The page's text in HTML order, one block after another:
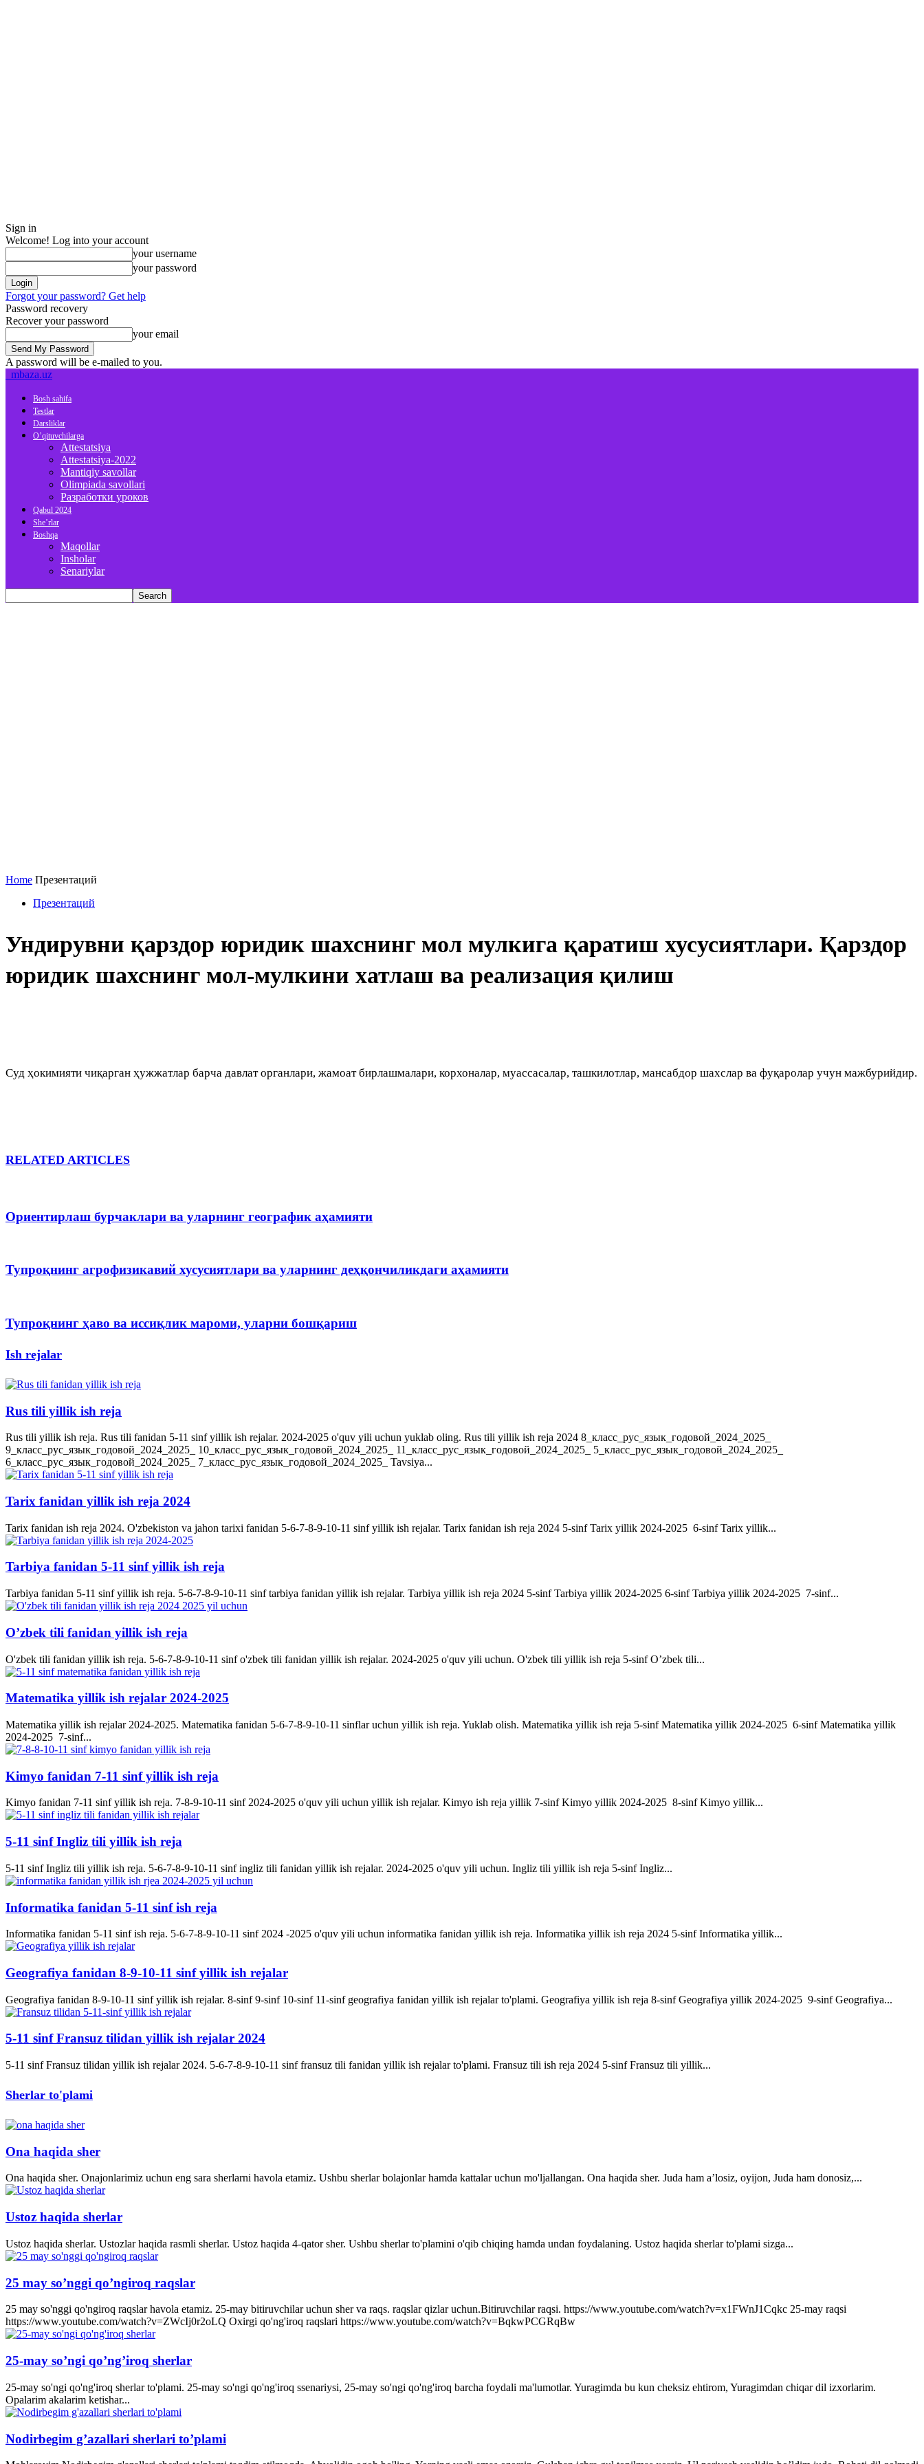
Sign in
Welcome! Log into your account
your username
your password
Forgot your password? Get help
Password recovery
Recover your password
your email
A password will be e-mailed to you.
mbaza.uz
Bosh sahifa
Testlar
Darsliklar
O’qituvchilarga
Attestatsiya
Attestatsiya-2022
Mantiqiy savollar
Olimpiada savollari
Разработки уроков
Qabul 2024
She’rlar
Boshqa
Maqollar
Insholar
Senariylar
Home Презентаций
Презентаций
Ундирувни қарздор юридик шахснинг мол мулкига қаратиш хусусиятлари. Қарздор
юридик шахснинг мол-мулкини хатлаш ва реализация қилиш
Суд ҳокимияти чиқарган ҳужжатлар барча давлат органлари, жамоат бирлашмалари, корхоналар, муассасалар, ташкилотлар, мансабдор шахслар ва фуқаролар учун мажбурийдир.
RELATED ARTICLES
Ориентирлаш бурчаклари ва уларнинг географик аҳамияти
Тупроқнинг агрофизикавий хусусиятлари ва уларнинг деҳқончиликдаги аҳамияти
Тупроқнинг ҳаво ва иссиқлик мароми, уларни бошқариш
Ish rejalar
Rus tili yillik ish reja
Rus tili yillik ish reja. Rus tili fanidan 5-11 sinf yillik ish rejalar. 2024-2025 o'quv yili uchun yuklab oling. Rus tili yillik ish reja 2024 8_класс_рус_язык_годовой_2024_2025_
9_класс_рус_язык_годовой_2024_2025_ 10_класс_рус_язык_годовой_2024_2025_ 11_класс_рус_язык_годовой_2024_2025_ 5_класс_рус_язык_годовой_2024_2025_
6_класс_рус_язык_годовой_2024_2025_ 7_класс_рус_язык_годовой_2024_2025_ Tavsiya...
Tarix fanidan yillik ish reja 2024
Tarix fanidan ish reja 2024. O'zbekiston va jahon tarixi fanidan 5-6-7-8-9-10-11 sinf yillik ish rejalar. Tarix fanidan ish reja 2024 5-sinf Tarix yillik 2024-2025 6-sinf Tarix yillik...
Tarbiya fanidan 5-11 sinf yillik ish reja
Tarbiya fanidan 5-11 sinf yillik ish reja. 5-6-7-8-9-10-11 sinf tarbiya fanidan yillik ish rejalar. Tarbiya yillik ish reja 2024 5-sinf Tarbiya yillik 2024-2025 6-sinf Tarbiya yillik 2024-2025 7-sinf...
O’zbek tili fanidan yillik ish reja
O'zbek tili fanidan yillik ish reja. 5-6-7-8-9-10-11 sinf o'zbek tili fanidan yillik ish rejalar. 2024-2025 o'quv yili uchun. O'zbek tili yillik ish reja 5-sinf O’zbek tili...
Matematika yillik ish rejalar 2024-2025
Matematika yillik ish rejalar 2024-2025. Matematika fanidan 5-6-7-8-9-10-11 sinflar uchun yillik ish reja. Yuklab olish. Matematika yillik ish reja 5-sinf Matematika yillik 2024-2025 6-sinf Matematika yillik
2024-2025 7-sinf...
Kimyo fanidan 7-11 sinf yillik ish reja
Kimyo fanidan 7-11 sinf yillik ish reja. 7-8-9-10-11 sinf 2024-2025 o'quv yili uchun yillik ish rejalar. Kimyo ish reja yillik 7-sinf Kimyo yillik 2024-2025 8-sinf Kimyo yillik...
5-11 sinf Ingliz tili yillik ish reja
5-11 sinf Ingliz tili yillik ish reja. 5-6-7-8-9-10-11 sinf ingliz tili fanidan yillik ish rejalar. 2024-2025 o'quv yili uchun. Ingliz tili yillik ish reja 5-sinf Ingliz...
Informatika fanidan 5-11 sinf ish reja
Informatika fanidan 5-11 sinf ish reja. 5-6-7-8-9-10-11 sinf 2024 -2025 o'quv yili uchun informatika fanidan yillik ish reja. Informatika yillik ish reja 2024 5-sinf Informatika yillik...
Geografiya fanidan 8-9-10-11 sinf yillik ish rejalar
Geografiya fanidan 8-9-10-11 sinf yillik ish rejalar. 8-sinf 9-sinf 10-sinf 11-sinf geografiya fanidan yillik ish rejalar to'plami. Geografiya yillik ish reja 8-sinf Geografiya yillik 2024-2025 9-sinf Geografiya...
5-11 sinf Fransuz tilidan yillik ish rejalar 2024
5-11 sinf Fransuz tilidan yillik ish rejalar 2024. 5-6-7-8-9-10-11 sinf fransuz tili fanidan yillik ish rejalar to'plami. Fransuz tili ish reja 2024 5-sinf Fransuz tili yillik...
Sherlar to'plami
Ona haqida sher
Ona haqida sher. Onajonlarimiz uchun eng sara sherlarni havola etamiz. Ushbu sherlar bolajonlar hamda kattalar uchun mo'ljallangan. Ona haqida sher. Juda ham a’losiz, oyijon, Juda ham donosiz,...
Ustoz haqida sherlar
Ustoz haqida sherlar. Ustozlar haqida rasmli sherlar. Ustoz haqida 4-qator sher. Ushbu sherlar to'plamini o'qib chiqing hamda undan foydalaning. Ustoz haqida sherlar to'plami sizga...
25 may so’nggi qo’ngiroq raqslar
25 may so'nggi qo'ngiroq raqslar havola etamiz. 25-may bitiruvchilar uchun sher va raqs. raqslar qizlar uchun.Bitiruvchilar raqsi. https://www.youtube.com/watch?v=x1FWnJ1Cqkc 25-may raqsi
https://www.youtube.com/watch?v=ZWcIj0r2oLQ Oxirgi qo'ng'iroq raqslari https://www.youtube.com/watch?v=BqkwPCGRqBw
25-may so’ngi qo’ng’iroq sherlar
25-may so'ngi qo'ng'iroq sherlar to'plami. 25-may so'ngi qo'ng'iroq ssenariysi, 25-may so'ngi qo'ng'iroq barcha foydali ma'lumotlar. Yuragimda bu kun cheksiz ehtirom, Yuragimdan chiqar dil izxorlarim.
Opalarim akalarim ketishar...
Nodirbegim g’azallari sherlari to’plami